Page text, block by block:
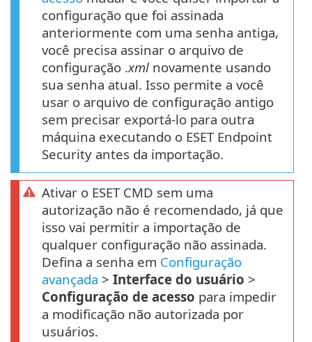
configuração que foi assinada
anteriormente com uma senha antiga,
você precisa assinar o arquivo de
configuração .xml novamente usando
sua senha atual. Isso permite a você
usar o arquivo de configuração antigo
sem precisar exportá-lo para outra
máquina executando o ESET Endpoint
Security antes da importação.
Ativar o ESET CMD sem uma
autorização não é recomendado, já que
isso vai permitir a importação de
qualquer configuração não assinada.
Defina a senha em Configuração
avançada > Interface do usuário >
Configuração de acesso para impedir
a modificação não autorizada por
usuários.